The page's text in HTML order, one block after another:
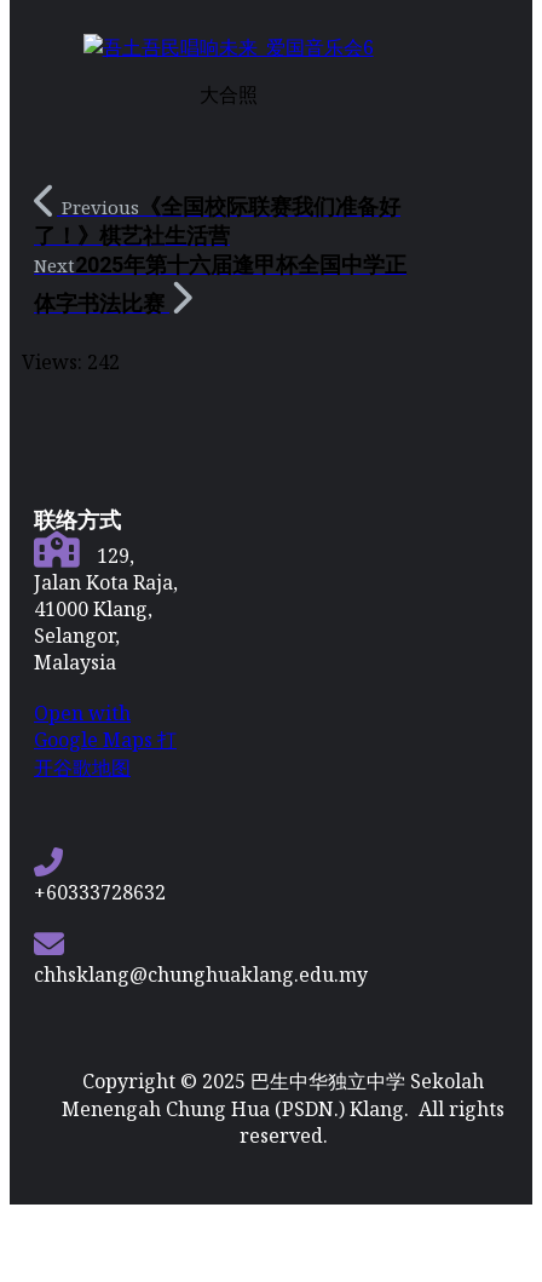
大合照
Previous 《全国校际联赛我们准备好
了！》棋艺社生活营
Next2025年第十六届逢甲杯全国中学正
体字书法比赛
Views: 242
联络方式
129,
Jalan Kota Raja,
41000 Klang,
Selangor,
Malaysia
Open with
Google Maps 打
开谷歌地图
+60333728632
chhsklang@chunghuaklang.edu.my
Copyright © 2025 巴生中华独立中学 Sekolah
Menengah Chung Hua (PSDN.) Klang. All rights
reserved.